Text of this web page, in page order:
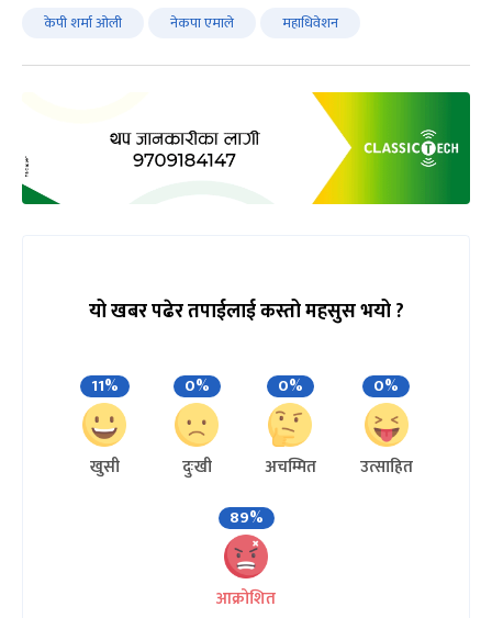
केपी शर्मा ओली नेकपा एमाले महाधिवेशन
यो खबर पढेर तपाईलाई कस्तो महसुस भयो ?
11%
खुसी
0%
दुःखी
0%
अचम्मित
0%
उत्साहित
89%
आक्रोशित